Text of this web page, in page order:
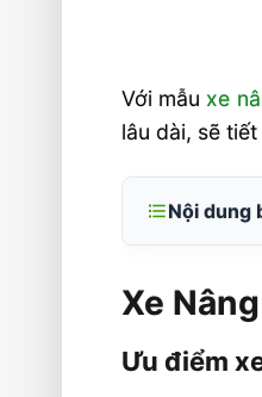
Với mẫu xe
lâu dài, sẽ
Nội dung
Ưu
Xe
Ưu điểm